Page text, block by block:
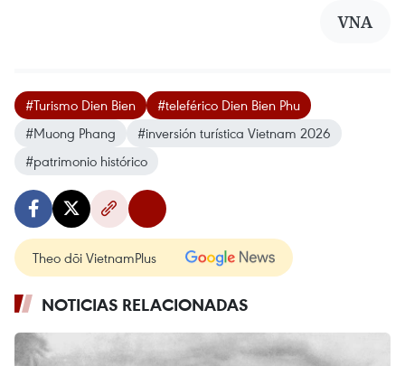
VNA
#Turismo Dien Bien
#teleférico Dien Bien Phu
#Muong Phang
#inversión turística Vietnam 2026
#patrimonio histórico
Theo dõi VietnamPlus
NOTICIAS RELACIONADAS